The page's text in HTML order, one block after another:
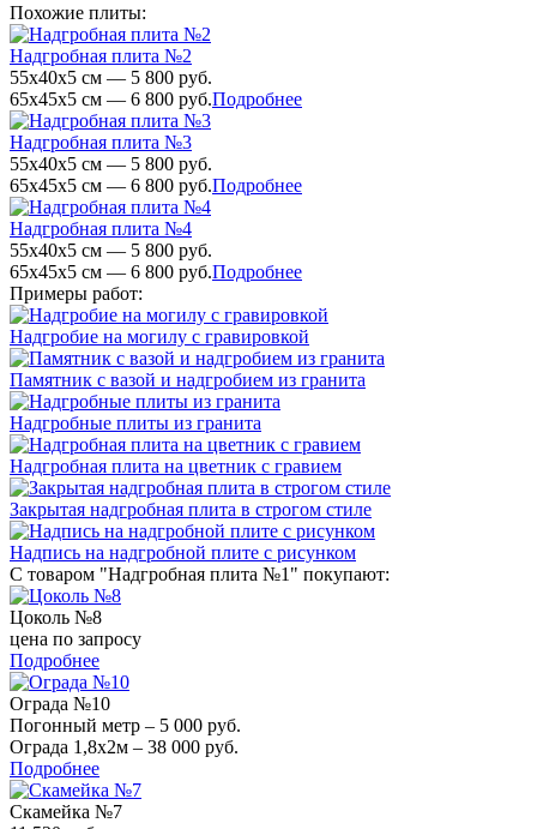
Похожие плиты:
Надгробная плита №2
55х40х5 см — 5 800 руб.
65х45х5 см — 6 800 руб.Подробнее
Надгробная плита №3
55х40х5 см — 5 800 руб.
65х45х5 см — 6 800 руб.Подробнее
Надгробная плита №4
55х40х5 см — 5 800 руб.
65х45х5 см — 6 800 руб.Подробнее
Примеры работ:
Надгробие на могилу с гравировкой
Памятник с вазой и надгробием из гранита
Надгробные плиты из гранита
Надгробная плита на цветник с гравием
Закрытая надгробная плита в строгом стиле
Надпись на надгробной плите с рисунком
С товаром "Надгробная плита №1" покупают:
Цоколь №8
цена по запросу
Подробнее
Ограда №10
Погонный метр – 5 000 руб.
Ограда 1,8х2м – 38 000 руб.
Подробнее
Скамейка №7